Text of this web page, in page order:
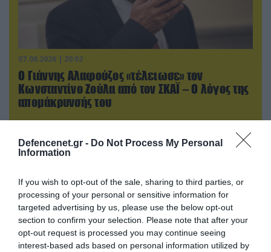
Defencenet.gr - Do Not Process My Personal
Information
If you wish to opt-out of the sale, sharing to third parties, or
processing of your personal or sensitive information for
targeted advertising by us, please use the below opt-out
section to confirm your selection. Please note that after your
opt-out request is processed you may continue seeing
interest-based ads based on personal information utilized by
07.08.2026 | 20:02
Ο Γιάννης Αλαφούζος «τέλειωσε» τον
Κωνσταντίνο Ζούλα από τον ΣΚΑΪ – Ο λόγος της
απομάκρυνσής του